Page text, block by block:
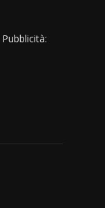
Pubblicità: